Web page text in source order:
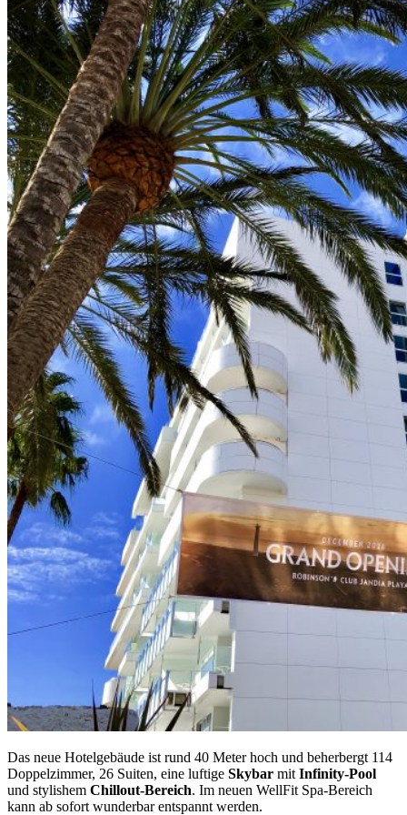
Das neue Hotelgebäude ist rund 40 Meter hoch und beherbergt 114
Doppelzimmer, 26 Suiten, eine luftige Skybar mit Infinity-Pool
und stylishem Chillout-Bereich. Im neuen WellFit Spa-Bereich
kann ab sofort wunderbar entspannt werden.